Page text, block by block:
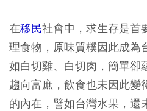
在移民社會中，求生存是首
理食物，原味質樸因此成為
如白切雞、白切肉，簡單卻
趨向富庶，飲食也未因此變
的內在，譬如台灣水果，還